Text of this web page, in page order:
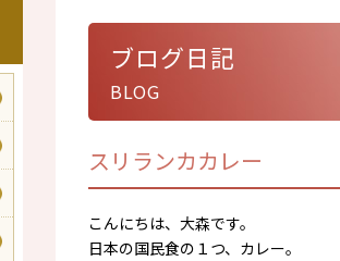
ブログ日記
BLOG
スリランカカレー
こんにちは、大森です。
日本の国民食の１つ、カレー。